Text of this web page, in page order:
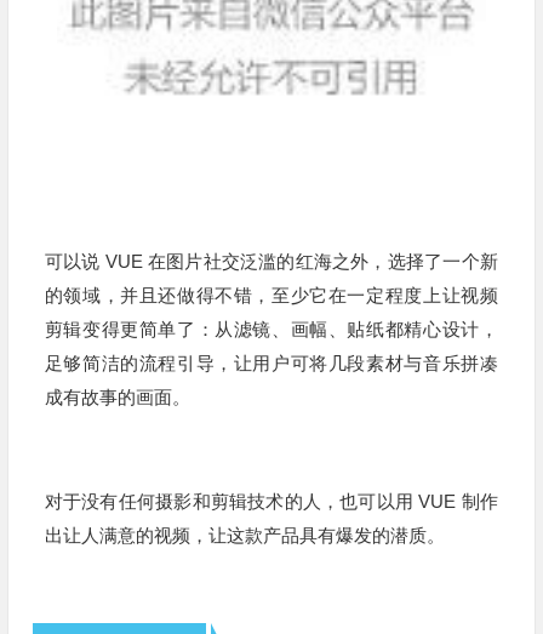
可以说 VUE 在图片社交泛滥的红海之外，选择了一个新
的领域，并且还做得不错，至少它在一定程度上让视频
剪辑变得更简单了：从滤镜、画幅、贴纸都精心设计，
足够简洁的流程引导，让用户可将几段素材与音乐拼凑
成有故事的画面。
对于没有任何摄影和剪辑技术的人，也可以用 VUE 制作
出让人满意的视频，让这款产品具有爆发的潜质。